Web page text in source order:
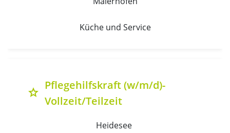
Küche und Service
grade
Pflegehilfskraft (w/m/d)-
Vollzeit/Teilzeit
Heidesee